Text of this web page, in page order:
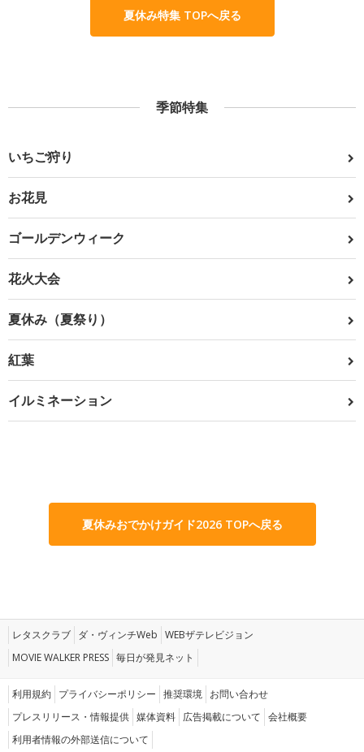
夏休み特集 TOPへ戻る
季節特集
いちご狩り
お花見
ゴールデンウィーク
花火大会
夏休み（夏祭り）
紅葉
イルミネーション
夏休みおでかけガイド2026 TOPへ戻る
レタスクラブ ダ・ヴィンチWeb WEBザテレビジョン
MOVIE WALKER PRESS 毎日が発見ネット
利用規約 プライバシーポリシー 推奨環境 お問い合わせ
プレスリリース・情報提供 媒体資料 広告掲載について 会社概要
利用者情報の外部送信について